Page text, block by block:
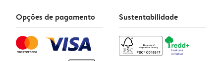
Opções de pagamento Sustentabilidade